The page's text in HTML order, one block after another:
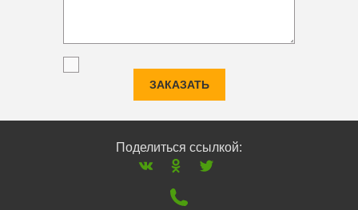
ЗАКАЗАТЬ
Поделиться ссылкой: